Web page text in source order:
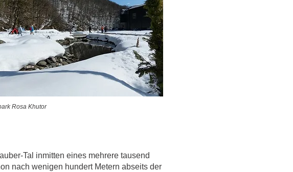
Rosa Khutor
Tal inmitten eines mehrere tausend
nach wenigen hundert Metern abseits der